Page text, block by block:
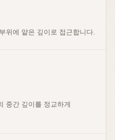
위에 얕은 깊이로 접근합니다.
중간 깊이를 정교하게